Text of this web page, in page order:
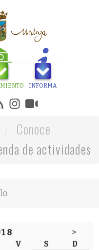
INFORMA
Conoce
de actividades
>
V S D